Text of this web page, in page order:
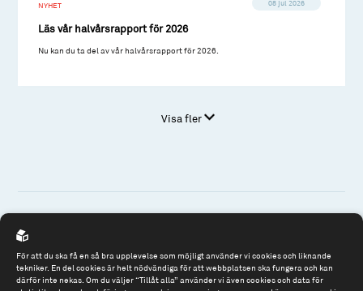
NYHET 08 jul 2026
Läs vår halvårsrapport för 2026
Nu kan du ta del av vår halvårsrapport för 2026.
Visa fler
Riddargatan 17
114 57 Stockholm
För att du ska få en så bra upplevelse som möjligt använder vi cookies och liknande
tekniker. En del cookies är helt nödvändiga för att webbplatsen ska fungera och kan
därför inte nekas. Om du väljer “Tillåt alla” använder vi även cookies och data för